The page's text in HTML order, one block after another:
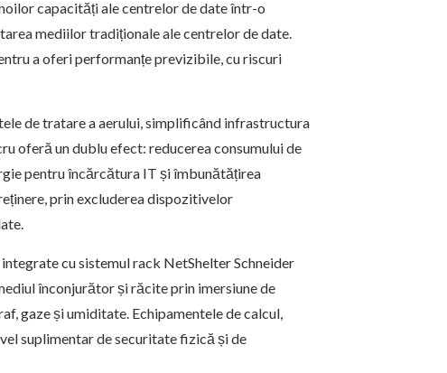
capacități ale centrelor de date într-o
mediilor tradiționale ale centrelor de date.
a oferi performanțe previzibile, cu riscuri
de tratare a aerului, simplificând infrastructura
oferă un dublu efect: reducerea consumului de
pentru încărcătura IT și îmbunătățirea
prin excluderea dispozitivelor
cu sistemul rack NetShelter Schneider
înconjurător și răcite prin imersiune de
gaze și umiditate. Echipamentele de calcul,
suplimentar de securitate fizică și de